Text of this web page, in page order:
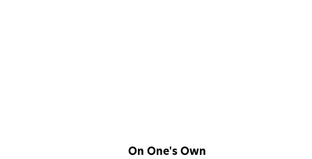
On One's Own